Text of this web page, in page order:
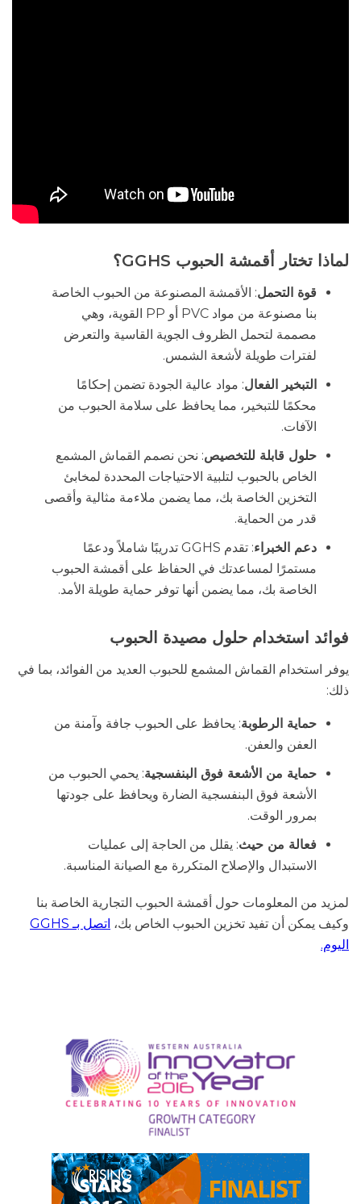
لماذا تختار أقمشة الحبوب GGHS؟
قوة التحمل: الأقمشة المصنوعة من الحبوب الخاصة
بنا مصنوعة من مواد PVC أو PP القوية، وهي
مصممة لتحمل الظروف الجوية القاسية والتعرض
لفترات طويلة لأشعة الشمس.
التبخير الفعال: مواد عالية الجودة تضمن إحكامًا
محكمًا للتبخير، مما يحافظ على سلامة الحبوب من
الآفات.
حلول قابلة للتخصيص: نحن نصمم القماش المشمع
الخاص بالحبوب لتلبية الاحتياجات المحددة لمخابئ
التخزين الخاصة بك، مما يضمن ملاءمة مثالية وأقصى
قدر من الحماية.
دعم الخبراء
: تقدم GGHS تدريبًا شاملاً ودعمًا
مستمرًا لمساعدتك في الحفاظ على أقمشة الحبوب
الخاصة بك، مما يضمن أنها توفر حماية طويلة الأمد.
فوائد استخدام حلول مصيدة الحبوب
يوفر استخدام القماش المشمع للحبوب العديد من الفوائد، بما في
ذلك:
حماية الرطوبة: يحافظ على الحبوب جافة وآمنة من
العفن والعفن.
حماية من الأشعة فوق البنفسجية: يحمي الحبوب من
الأشعة فوق البنفسجية الضارة ويحافظ على جودتها
بمرور الوقت.
فعالة من حيث: يقلل من الحاجة إلى عمليات
الاستبدال والإصلاح المتكررة مع الصيانة المناسبة.
لمزيد من المعلومات حول أقمشة الحبوب التجارية الخاصة بنا
وكيف يمكن أن تفيد تخزين الحبوب الخاص بك،
اتصل بـ GGHS
اليوم.